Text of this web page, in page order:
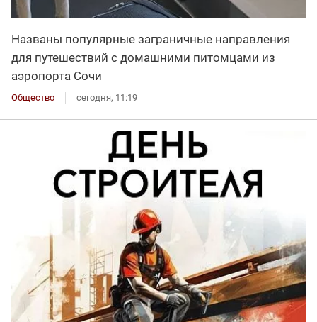
Названы популярные заграничные направления
для путешествий с домашними питомцами из
аэропорта Сочи
Общество сегодня, 11:19